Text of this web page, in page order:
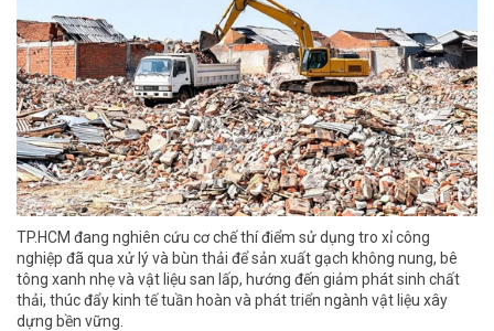
TP.HCM đang nghiên cứu cơ chế thí điểm sử dụng tro xỉ công
nghiệp đã qua xử lý và bùn thải để sản xuất gạch không nung, bê
tông xanh nhẹ và vật liệu san lấp, hướng đến giảm phát sinh chất
thải, thúc đẩy kinh tế tuần hoàn và phát triển ngành vật liệu xây
dựng bền vững.